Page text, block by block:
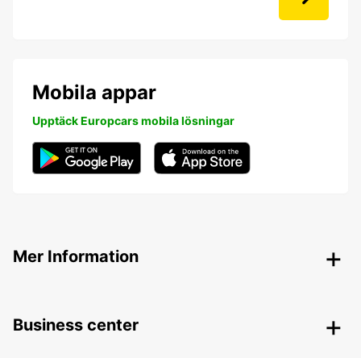
Mobila appar
Upptäck Europcars mobila lösningar
Mer Information
Business center